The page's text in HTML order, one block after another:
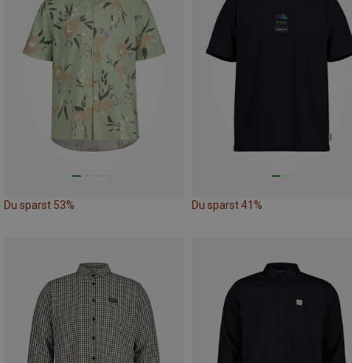
Du sparst 53% Du sparst 41%